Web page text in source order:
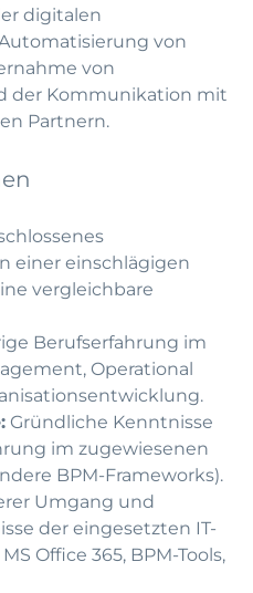
digitalen
von
von
der Kommunikation mit
Partnern.
einer einschlägigen
vergleichbare
Berufserfahrung im
Operational
Gründliche Kenntnisse
im zugewiesenen
BPM-Frameworks).
Umgang und
der eingesetzten IT-
Office 365, BPM-Tools,